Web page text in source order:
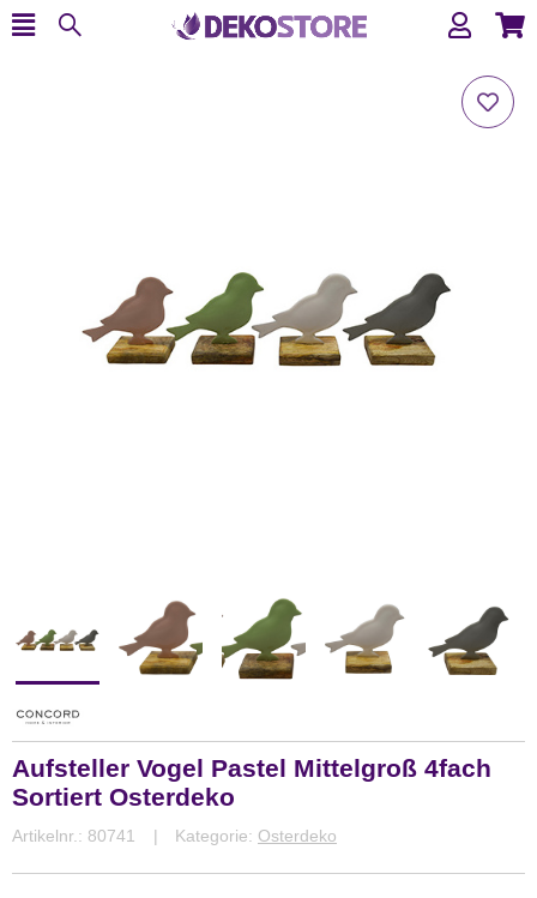
Aufsteller Vogel Pastel Mittelgroß 4fach
Sortiert Osterdeko
Artikelnr.: 80741 Kategorie: Osterdeko